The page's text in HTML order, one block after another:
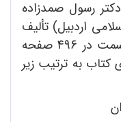
رسول صمدزاده
اردبیل) تألیف
و در سال 1398 توسط انتشارات سمت در 496 صفحه
به ترتیب زیر